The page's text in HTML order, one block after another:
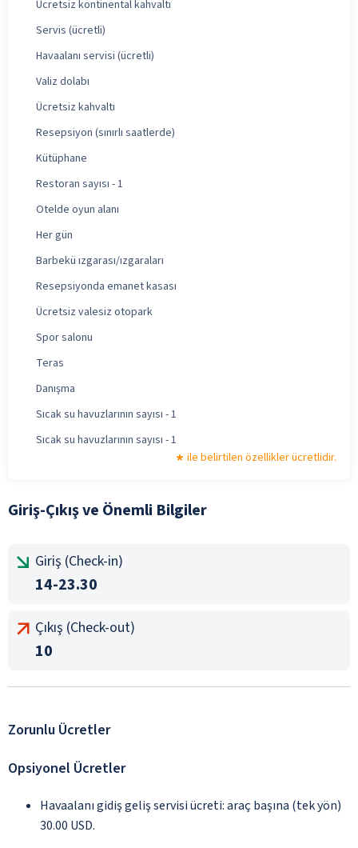
Ücretsiz kontinental kahvaltı
Servis (ücretli)
Havaalanı servisi (ücretli)
Valiz dolabı
Ücretsiz kahvaltı
Resepsiyon (sınırlı saatlerde)
Kütüphane
Restoran sayısı - 1
Otelde oyun alanı
Her gün
Barbekü ızgarası/ızgaraları
Resepsiyonda emanet kasası
Ücretsiz valesiz otopark
Spor salonu
Teras
Danışma
Sıcak su havuzlarının sayısı - 1
Sıcak su havuzlarının sayısı - 1
ile belirtilen özellikler ücretlidir.
Giriş-Çıkış ve Önemli Bilgiler
Giriş (Check-in)
14-23.30
Çıkış (Check-out)
10
Zorunlu Ücretler
Opsiyonel Ücretler
Havaalanı gidiş geliş servisi ücreti: araç başına (tek yön)
30.00 USD.